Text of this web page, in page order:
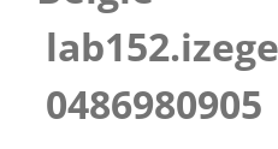
0486980905